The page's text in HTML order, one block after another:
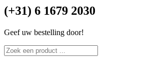
(+31) 6 1679 2030
Geef uw bestelling door!